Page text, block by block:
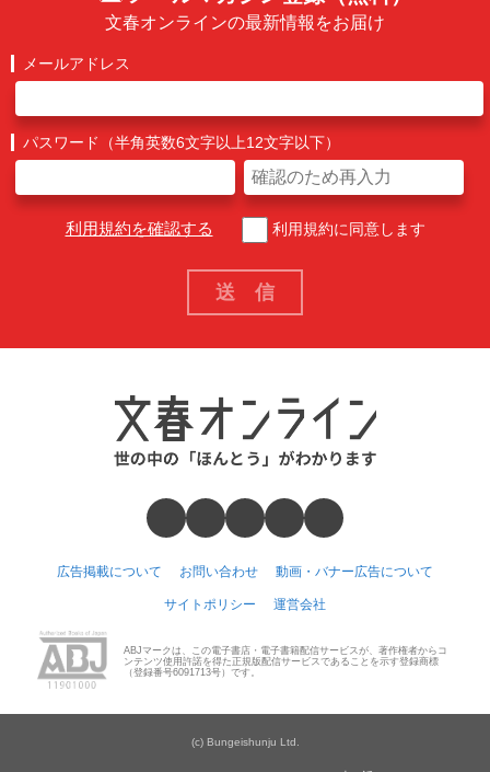
文春オンラインの最新情報をお届け
メールアドレス
パスワード（半角英数6文字以上12文字以下）
利用規約を確認する 利用規約に同意します
広告掲載について お問い合わせ 動画・バナー広告について
サイトポリシー 運営会社
ABJマークは、この電子書店・電子書籍配信サービスが、著作権者からコ
ンテンツ使用許諾を得た正規版配信サービスであることを示す登録商標
（登録番号6091713号）です。
(c) Bungeishunju Ltd.